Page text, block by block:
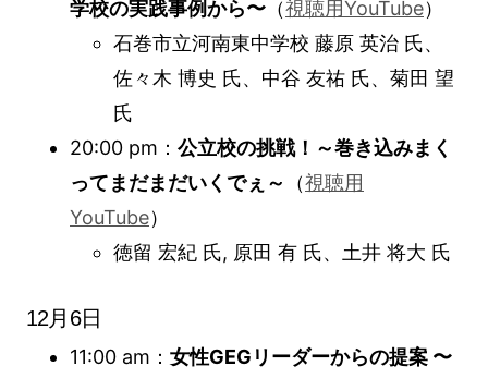
学校の実践事例から〜 （視聴用YouTube）
石巻市立河南東中学校 藤原 英治 氏、
佐々木 博史 氏、中谷 友祐 氏、菊田 望
氏
20:00 pm： 公立校の挑戦！～巻き込みまく
ってまだまだいくでぇ～
（視聴用
YouTube）
徳留 宏紀 氏, 原田 有 氏、土井 将大 氏
12月6日
11:00 am： 女性GEGリーダーからの提案 〜